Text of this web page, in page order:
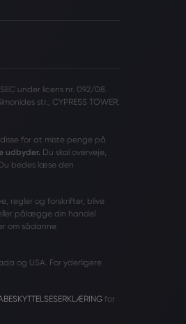
under licens nr. 092/08.
str., CYPRESS TOWER,
for at miste penge på
udbyder. Du skal overveje,
bedes læse den
regler og forskrifter, blive
pålægge din handel
om sådanne
og USA. For yderligere
for